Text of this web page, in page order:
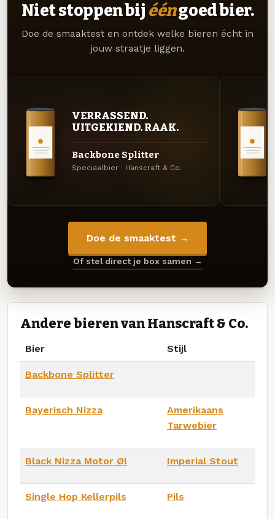
Niet stoppen bij ééngoed bier.
Doe de smaaktest en ontdek welke bieren écht in
jouw straatje liggen.
VERRASSEND.
UITGEKIEND. RAAK.
Backbone Splitter
Speciaalbier · Hanscraft & Co.
Doe de smaaktest →
Of stel direct je box samen →
Andere bieren van Hanscraft & Co.
Bier Stijl
Backbone Splitter
Bayerisch Nizza
Amerikaans
Tarwebier
Black Nizza Motor Øl Imperial Stout
Single Hop Kellerpils Pils